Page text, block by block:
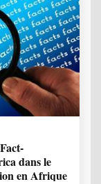
dans le
en Afrique